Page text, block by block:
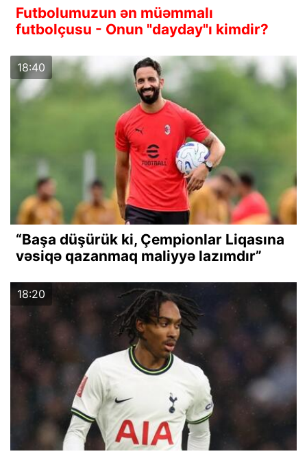
Futbolumuzun ən müəmmalı
futbolçusu - Onun "dayday"ı kimdir?
18:40
“Başa düşürük ki, Çempionlar Liqasına
vəsiqə qazanmaq maliyyə lazımdır”
18:20